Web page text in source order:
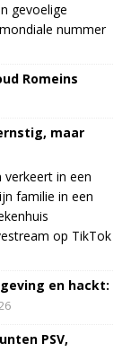
gevoelige
nummer
Romeins
maar
verkeert in een
familie in een
op TikTok
en hackt:
PSV,